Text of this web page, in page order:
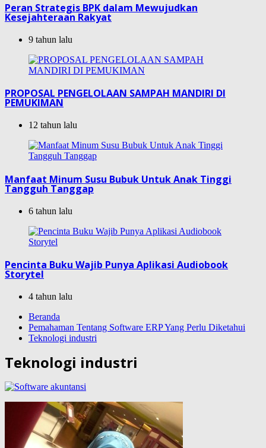
Peran Strategis BPK dalam Mewujudkan
Kesejahteraan Rakyat
9 tahun lalu
PROPOSAL PENGELOLAAN SAMPAH MANDIRI DI
PEMUKIMAN
12 tahun lalu
Manfaat Minum Susu Bubuk Untuk Anak Tinggi
Tangguh Tanggap
6 tahun lalu
Pencinta Buku Wajib Punya Aplikasi Audiobook
Storytel
4 tahun lalu
Beranda
Pemahaman Tentang Software ERP Yang Perlu Diketahui
Teknologi industri
Teknologi industri